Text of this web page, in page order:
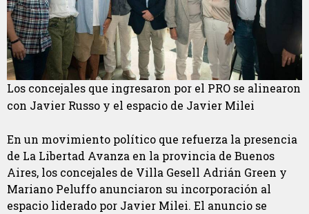
Los concejales que ingresaron por el PRO se alinearon
con Javier Russo y el espacio de Javier Milei
En un movimiento político que refuerza la presencia
de La Libertad Avanza en la provincia de Buenos
Aires, los concejales de Villa Gesell Adrián Green y
Mariano Peluffo anunciaron su incorporación al
espacio liderado por Javier Milei. El anuncio se